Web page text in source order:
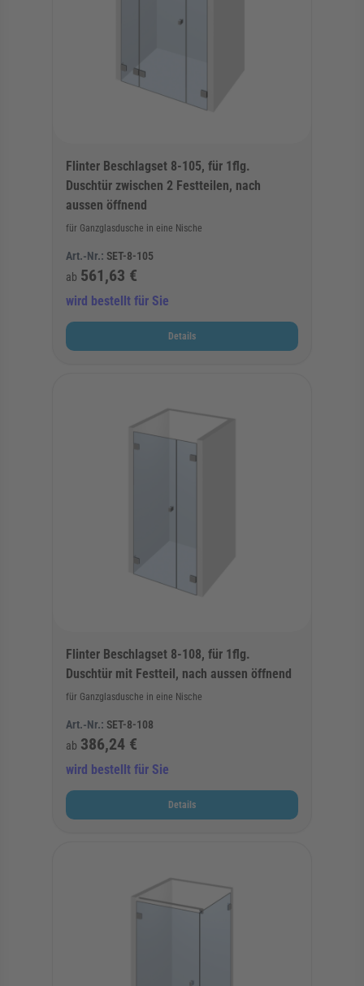
Flinter Beschlagset 8-105, für 1flg.
Duschtür zwischen 2 Festteilen, nach
aussen öffnend
für Ganzglasdusche in eine Nische
Art.-Nr.: SET-8-105
ab 561,63 €
wird bestellt für Sie
Details
Flinter Beschlagset 8-108, für 1flg.
Duschtür mit Festteil, nach aussen öffnend
für Ganzglasdusche in eine Nische
Art.-Nr.: SET-8-108
ab 386,24 €
wird bestellt für Sie
Details